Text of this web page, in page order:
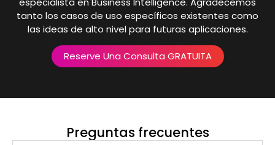
tanto los casos de uso específicos existentes como
las ideas de alto nivel para futuras aplicaciones.
Reserve Una Consulta GRATUITA
Preguntas frecuentes